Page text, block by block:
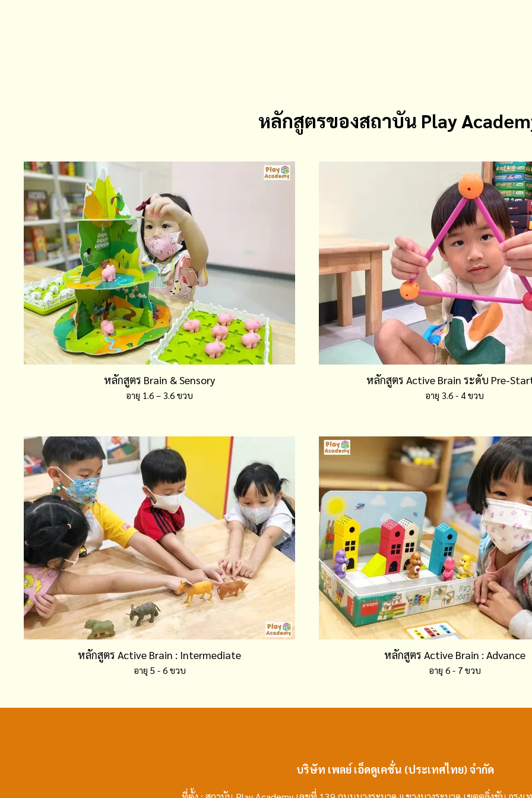
หลักสูตรของสถาบัน Play
หลักสูตร Brain & Sensory
อายุ 1.6 – 3.6 ขวบ
หลักสูตร Active Brain ระดับ Pre-
อายุ 3.6 - 4 ขวบ
หลักสูตร Active Brain : Intermediate
อายุ 5 - 6 ขวบ
หลักสูตร Active Brain : Advance
อายุ 6 - 7 ขวบ
บริษัท เพลย์ เอ็ดดูเคชั่น (ประเทศไทย) จำกัด